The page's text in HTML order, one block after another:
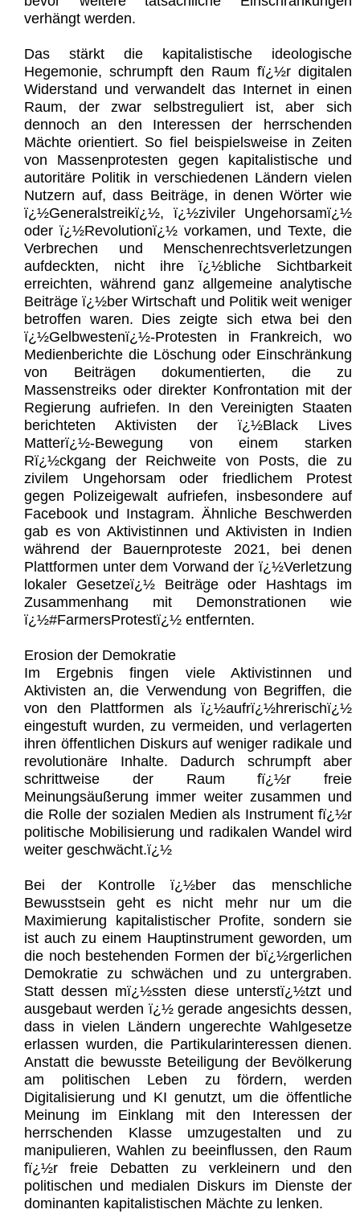
verhängt werden.
Das stärkt die kapitalistische ideologische
Hegemonie, schrumpft den Raum fï¿½r digitalen
Widerstand und verwandelt das Internet in einen
Raum, der zwar selbstreguliert ist, aber sich
dennoch an den Interessen der herrschenden
Mächte orientiert. So fiel beispielsweise in Zeiten
von Massenprotesten gegen kapitalistische und
autoritäre Politik in verschiedenen Ländern vielen
Nutzern auf, dass Beiträge, in denen Wörter wie
ï¿½Generalstreikï¿½, ï¿½ziviler Ungehorsamï¿½
oder ï¿½Revolutionï¿½ vorkamen, und Texte, die
Verbrechen und Menschenrechtsverletzungen
aufdeckten, nicht ihre ï¿½bliche Sichtbarkeit
erreichten, während ganz allgemeine analytische
Beiträge ï¿½ber Wirtschaft und Politik weit weniger
betroffen waren. Dies zeigte sich etwa bei den
ï¿½Gelbwestenï¿½-Protesten in Frankreich, wo
Medienberichte die Löschung oder Einschränkung
von Beiträgen dokumentierten, die zu
Massenstreiks oder direkter Konfrontation mit der
Regierung aufriefen. In den Vereinigten Staaten
berichteten Aktivisten der ï¿½Black Lives
Matterï¿½-Bewegung von einem starken
Rï¿½ckgang der Reichweite von Posts, die zu
zivilem Ungehorsam oder friedlichem Protest
gegen Polizeigewalt aufriefen, insbesondere auf
Facebook und Instagram. Ähnliche Beschwerden
gab es von Aktivistinnen und Aktivisten in Indien
während der Bauernproteste 2021, bei denen
Plattformen unter dem Vorwand der ï¿½Verletzung
lokaler Gesetzeï¿½ Beiträge oder Hashtags im
Zusammenhang mit Demonstrationen wie
ï¿½#FarmersProtestï¿½ entfernten.
Erosion der Demokratie
Im Ergebnis fingen viele Aktivistinnen und
Aktivisten an, die Verwendung von Begriffen, die
von den Plattformen als ï¿½aufrï¿½hrerischï¿½
eingestuft wurden, zu vermeiden, und verlagerten
ihren öffentlichen Diskurs auf weniger radikale und
revolutionäre Inhalte. Dadurch schrumpft aber
schrittweise der Raum fï¿½r freie
Meinungsäußerung immer weiter zusammen und
die Rolle der sozialen Medien als Instrument fï¿½r
politische Mobilisierung und radikalen Wandel wird
weiter geschwächt.ï¿½
Bei der Kontrolle ï¿½ber das menschliche
Bewusstsein geht es nicht mehr nur um die
Maximierung kapitalistischer Profite, sondern sie
ist auch zu einem Hauptinstrument geworden, um
die noch bestehenden Formen der bï¿½rgerlichen
Demokratie zu schwächen und zu untergraben.
Statt dessen mï¿½ssten diese unterstï¿½tzt und
ausgebaut werden ï¿½ gerade angesichts dessen,
dass in vielen Ländern ungerechte Wahlgesetze
erlassen wurden, die Partikularinteressen dienen.
Anstatt die bewusste Beteiligung der Bevölkerung
am politischen Leben zu fördern, werden
Digitalisierung und KI genutzt, um die öffentliche
Meinung im Einklang mit den Interessen der
herrschenden Klasse umzugestalten und zu
manipulieren, Wahlen zu beeinflussen, den Raum
fï¿½r freie Debatten zu verkleinern und den
politischen und medialen Diskurs im Dienste der
dominanten kapitalistischen Mächte zu lenken.